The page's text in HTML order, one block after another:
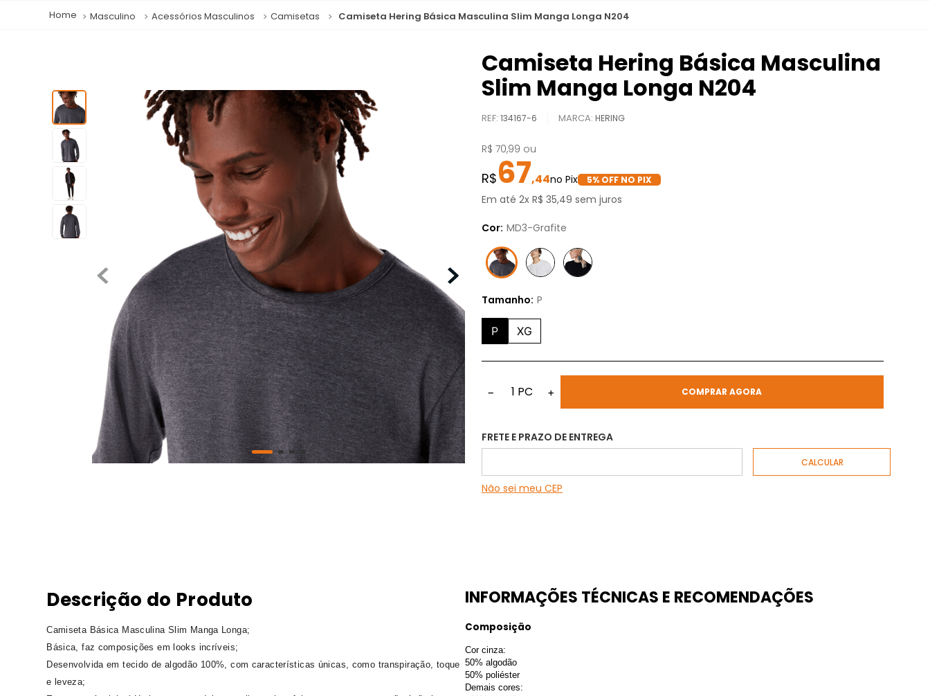
Masculino Acessórios Masculinos Camisetas Camiseta Hering Básica Masculina Slim Manga Longa N204
Camiseta Hering Básica Masculina
Slim Manga Longa N204
REF: 134167-6 HERING
R$ 70,99 ou
67,44 5% OFF NO PIX
Em até 2x R$ 35,49 sem juros
Cor: MD3-Grafite
Tamanho: P
P XG
− 1 PC + COMPRAR AGORA
FRETE E PRAZO DE ENTREGA
Não sei meu CEP
Descrição do Produto
Camiseta Básica Masculina Slim Manga Longa;
Básica, faz composições em looks incríveis;
Desenvolvida em tecido de algodão 100%, com características únicas, como transpiração, toque
e leveza;
INFORMAÇÕES TÉCNICAS E RECOMENDAÇÕES
Composição
Cor cinza:
50% algodão
50% poliéster
Demais cores: